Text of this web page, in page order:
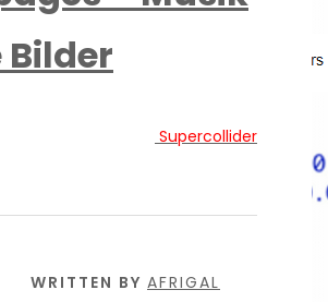
Supercollider
WRITTEN BY AFRIGAL